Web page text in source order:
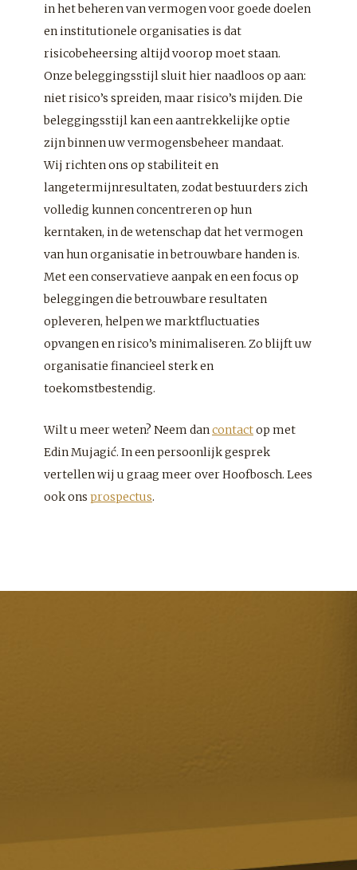
in het beheren van vermogen voor goede doelen
en institutionele organisaties is dat
risicobeheersing altijd voorop moet staan.
Onze beleggingsstijl sluit hier naadloos op aan:
niet risico’s spreiden, maar risico’s mijden. Die
beleggingsstijl kan een aantrekkelijke optie
zijn binnen uw vermogensbeheer mandaat.
Wij richten ons op stabiliteit en
langetermijnresultaten, zodat bestuurders zich
volledig kunnen concentreren op hun
kerntaken, in de wetenschap dat het vermogen
van hun organisatie in betrouwbare handen is.
Met een conservatieve aanpak en een focus op
beleggingen die betrouwbare resultaten
opleveren, helpen we marktfluctuaties
opvangen en risico’s minimaliseren. Zo blijft uw
organisatie financieel sterk en
toekomstbestendig.
Wilt u meer weten? Neem dancontactop met
Edin Mujagić. In een persoonlijk gesprek
vertellen wij u graag meer over Hoofbosch. Lees
ook ons prospectus.